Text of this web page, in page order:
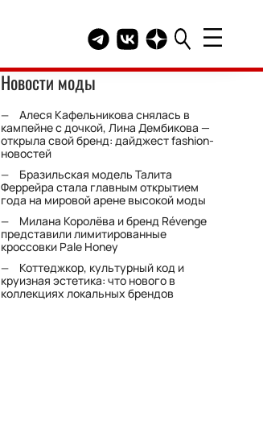
Telegram канал HELLO
Группа HELLO
Канал HELLO в
Новости моды
Алеся Кафельникова снялась в
кампейне с дочкой, Лина Дембикова —
открыла свой бренд: дайджест fashion-
новостей
Бразильская модель Талита
Феррейра стала главным открытием
года на мировой арене высокой моды
Милана Королёва и бренд Révenge
представили лимитированные
кроссовки Pale Honey
Коттеджкор, культурный код и
круизная эстетика: что нового в
коллекциях локальных брендов